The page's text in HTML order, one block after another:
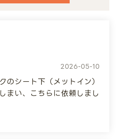
2026-05-10
のシート下（メットイン）
まい、こちらに依頼しまし
き鍵を作成してもらいまし